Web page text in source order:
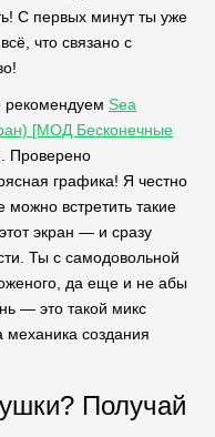
С первых минут ты уже
что связано с
рекомендуем Sea
[МОД Бесконечные
Проверено
графика! Я честно
встретить такие
экран — и сразу
Ты с самодовольной
да еще и не абы
— это такой микс
механика создания
Получай